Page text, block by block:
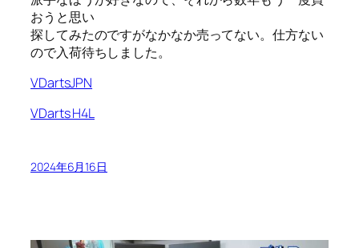
おうと思い
探してみたのですがなかなか売ってない。仕方ない
ので入荷待ちしました。
VDartsJPN
VDarts H4L
2024年6月16日